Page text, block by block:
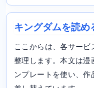
キングダムを読め
ここからは、各サービ
整理します。本文は漫
ンプレートを使い、